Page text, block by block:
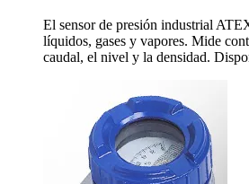
El sensor de presión industrial
líquidos, gases y vapores. Mide
caudal, el nivel y la densidad.